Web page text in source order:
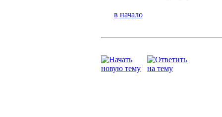
в начало